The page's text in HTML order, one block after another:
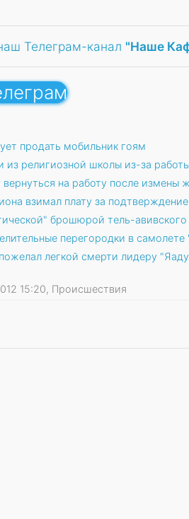
Телеграм-канал "Наше
продать мобильник гоям
из религиозной школы из-за
вернуться на работу после измены
взимал плату за
брошюрой тель-авивского
перегородки в
легкой смерти лидеру
15:20, Происшествия